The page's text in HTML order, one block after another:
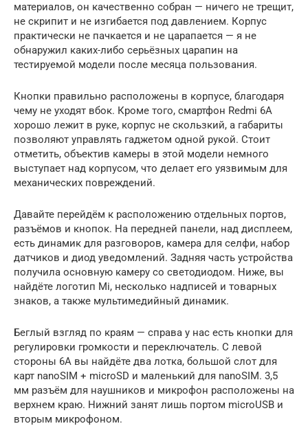
материалов, он качественно собран — ничего не трещит,
не скрипит и не изгибается под давлением. Корпус
практически не пачкается и не царапается — я не
обнаружил каких-либо серьёзных царапин на
тестируемой модели после месяца пользования.
Кнопки правильно расположены в корпусе, благодаря
чему не уходят вбок. Кроме того, смартфон Redmi 6A
хорошо лежит в руке, корпус не скользкий, а габариты
позволяют управлять гаджетом одной рукой. Стоит
отметить, объектив камеры в этой модели немного
выступает над корпусом, что делает его уязвимым для
механических повреждений.
Давайте перейдём к расположению отдельных портов,
разъёмов и кнопок. На передней панели, над дисплеем,
есть динамик для разговоров, камера для селфи, набор
датчиков и диод уведомлений. Задняя часть устройства
получила основную камеру со светодиодом. Ниже, вы
найдёте логотип Mi, несколько надписей и товарных
знаков, а также мультимедийный динамик.
Беглый взгляд по краям — справа у нас есть кнопки для
регулировки громкости и переключатель. С левой
стороны 6A вы найдёте два лотка, большой слот для
карт nanoSIM + microSD и маленький для nanoSIM. 3,5
мм разъём для наушников и микрофон расположены на
верхнем краю. Нижний занят лишь портом microUSB и
вторым микрофоном.